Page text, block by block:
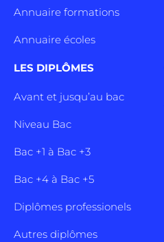
Annuaire formations
Annuaire écoles
LES DIPLÔMES
Avant et jusqu’au bac
Niveau Bac
Bac +1 à Bac +3
Bac +4 à Bac +5
Diplômes professionels
Autres diplômes